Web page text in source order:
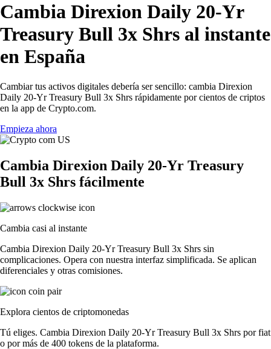
Cambia Direxion Daily 20-Yr
Treasury Bull 3x Shrs al instante
en España
Cambiar tus activos digitales debería ser sencillo: cambia Direxion
Daily 20-Yr Treasury Bull 3x Shrs rápidamente por cientos de criptos
en la app de Crypto.com.
Empieza ahora
Cambia Direxion Daily 20-Yr Treasury
Bull 3x Shrs fácilmente
Cambia casi al instante
Cambia Direxion Daily 20-Yr Treasury Bull 3x Shrs sin
complicaciones. Opera con nuestra interfaz simplificada. Se aplican
diferenciales y otras comisiones.
Explora cientos de criptomonedas
Tú eliges. Cambia Direxion Daily 20-Yr Treasury Bull 3x Shrs por fiat
o por más de 400 tokens de la plataforma.